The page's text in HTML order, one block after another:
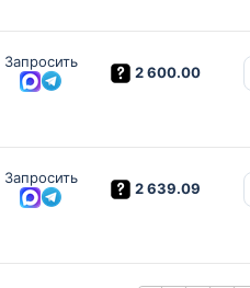
Запросить
2 600.00
Запросить
2 639.09